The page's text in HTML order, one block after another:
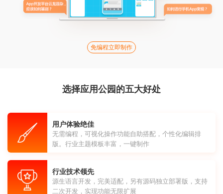
免编程立即制作
选择应用公园的五大好处
用户体验绝佳
无需编程，可视化操作功能自助搭配，个性化编辑排
版。行业主题模板丰富，一键制作
行业技术领先
源生语言开发，完美适配，另有源码独立部署版，支持
二次开发，实现功能无限扩展